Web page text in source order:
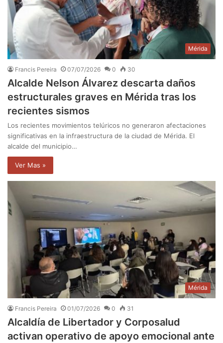
Mérida
Francis Pereira 07/07/2026 0 30
Alcalde Nelson Álvarez descarta daños
estructurales graves en Mérida tras los
recientes sismos
Los recientes movimientos telúricos no generaron afectaciones
significativas en la infraestructura de la ciudad de Mérida. El
alcalde del municipio…
Ver Mas »
Mérida
Francis Pereira 01/07/2026 0 31
Alcaldía de Libertador y Corposalud
activan operativo de apoyo emocional ante